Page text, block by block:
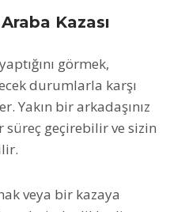
Kazası
görmek,
durumlarla karşı
Yakın bir arkadaşınız
geçirebilir ve sizin
veya bir kazaya